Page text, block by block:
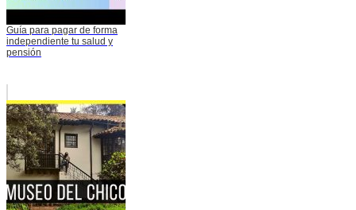
Guía para pagar de forma
independiente tu salud y
pensión